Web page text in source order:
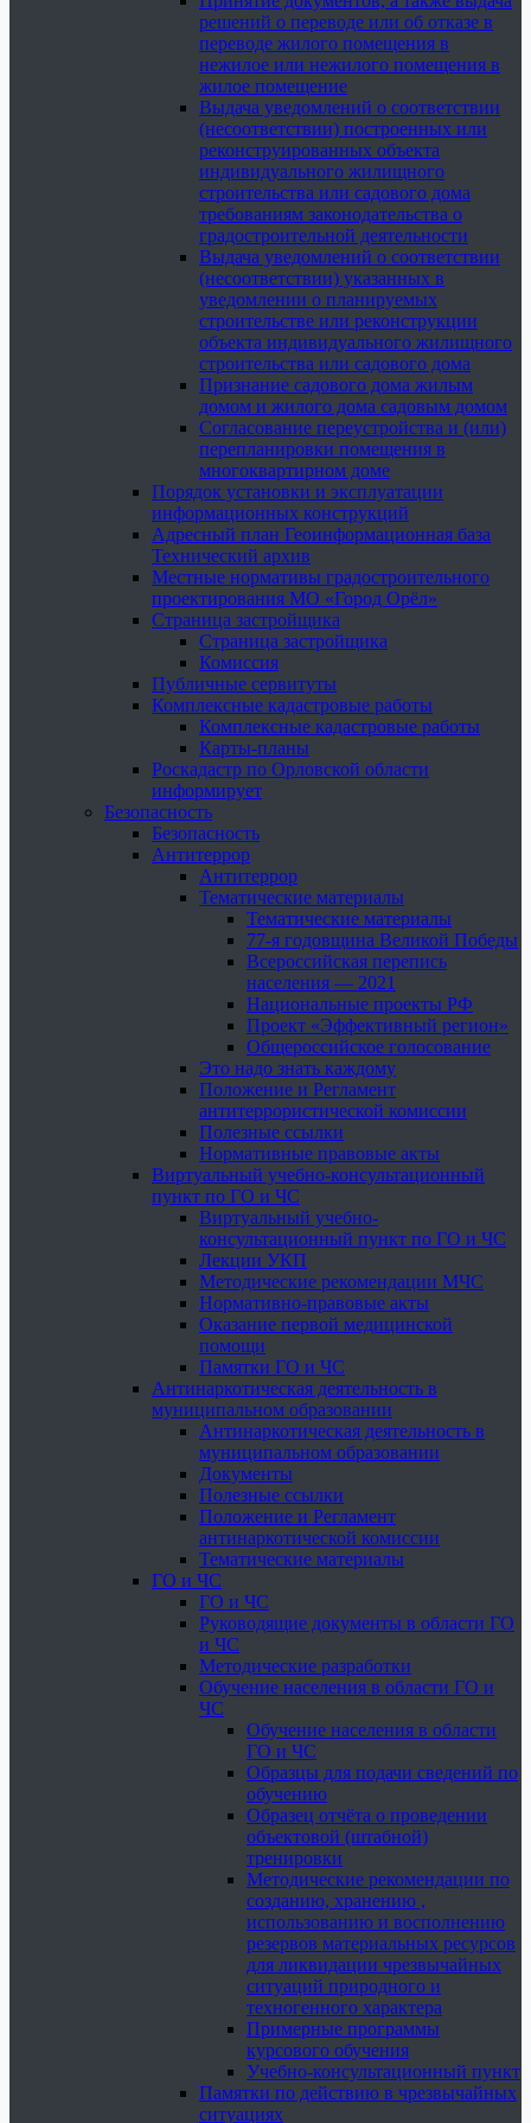
решений о переводе или об отказе в
переводе жилого помещения в
нежилое или нежилого помещения в
жилое помещение
Выдача уведомлений о соответствии
(несоответствии) построенных или
реконструированных объекта
индивидуального жилищного
строительства или садового дома
требованиям законодательства о
градостроительной деятельности
Выдача уведомлений о соответствии
(несоответствии) указанных в
уведомлении о планируемых
строительстве или реконструкции
объекта индивидуального жилищного
строительства или садового дома
Признание садового дома жилым
домом и жилого дома садовым домом
Согласование переустройства и (или)
перепланировки помещения в
многоквартирном доме
Порядок установки и эксплуатации
информационных конструкций
Адресный план Геоинформационная база
Технический архив
Местные нормативы градостроительного
проектирования МО «Город Орёл»
Страница застройщика
Страница застройщика
Комиссия
Публичные сервитуты
Комплексные кадастровые работы
Комплексные кадастровые работы
Карты-планы
Роскадастр по Орловской области
информирует
Безопасность
Безопасность
Антитеррор
Антитеррор
Тематические материалы
Тематические материалы
77-я годовщина Великой Победы
Всероссийская перепись
населения — 2021
Национальные проекты РФ
Проект «Эффективный регион»
Общероссийское голосование
Это надо знать каждому
Положение и Регламент
антитеррористической комиссии
Полезные ссылки
Нормативные правовые акты
Виртуальный учебно-консультационный
пункт по ГО и ЧС
Виртуальный учебно-
консультационный пункт по ГО и ЧС
Лекции УКП
Методические рекомендации МЧС
Нормативно-правовые акты
Оказание первой медицинской
помощи
Памятки ГО и ЧС
Антинаркотическая деятельность в
муниципальном образовании
Антинаркотическая деятельность в
муниципальном образовании
Документы
Полезные ссылки
Положение и Регламент
антинаркотической комиссии
Тематические материалы
ГО и ЧС
ГО и ЧС
Руководящие документы в области ГО
и ЧС
Методические разработки
Обучение населения в области ГО и
ЧС
Обучение населения в области
ГО и ЧС
Образцы для подачи сведений по
обучению
Образец отчёта о проведении
объектовой (штабной)
тренировки
Методические рекомендации по
созданию, хранению ,
использованию и восполнению
резервов материальных ресурсов
для ликвидации чрезвычайных
ситуаций природного и
техногенного характера
Примерные программы
курсового обучения
Учебно-консультационный пункт
Памятки по действию в чрезвычайных
ситуациях